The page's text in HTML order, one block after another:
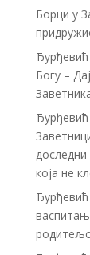
Борци у
Ђурђевић
Богу –
доследни
која не